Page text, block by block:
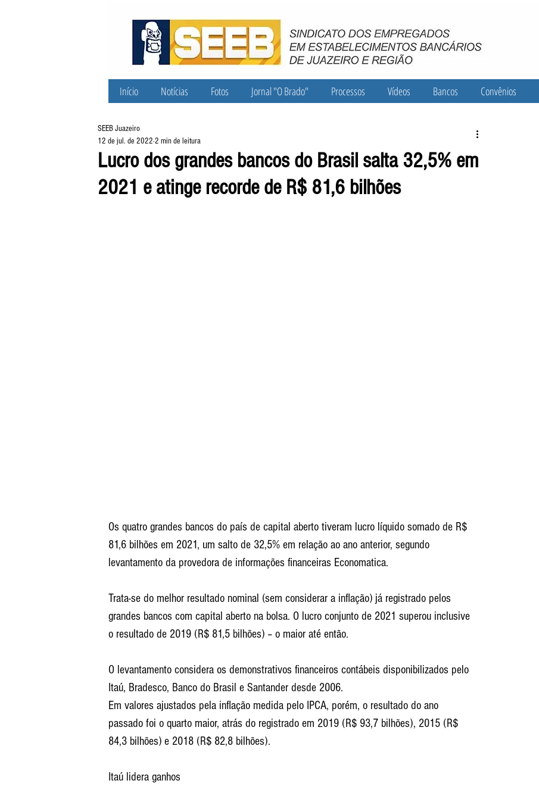
Início Notícias Fotos Jornal "O Brado" Processos Vídeos Bancos Convênios
Lucro dos grandes bancos do Brasil salta 32,5% em
2021 e atinge recorde de R$ 81,6 bilhões
SEEB Juazeiro
12 de jul. de 2022 2 min de leitura
Os quatro grandes bancos do país de capital aberto tiveram lucro líquido somado de R$
81,6 bilhões em 2021, um salto de 32,5% em relação ao ano anterior, segundo
levantamento da provedora de informações financeiras Economatica.
Trata-se do melhor resultado nominal (sem considerar a inflação) já registrado pelos
grandes bancos com capital aberto na bolsa. O lucro conjunto de 2021 superou inclusive
o resultado de 2019 (R$ 81,5 bilhões) – o maior até então.
O levantamento considera os demonstrativos financeiros contábeis disponibilizados pelo
Itaú, Bradesco, Banco do Brasil e Santander desde 2006.
Em valores ajustados pela inflação medida pelo IPCA, porém, o resultado do ano
passado foi o quarto maior, atrás do registrado em 2019 (R$ 93,7 bilhões), 2015 (R$
84,3 bilhões) e 2018 (R$ 82,8 bilhões).
Itaú lidera ganhos